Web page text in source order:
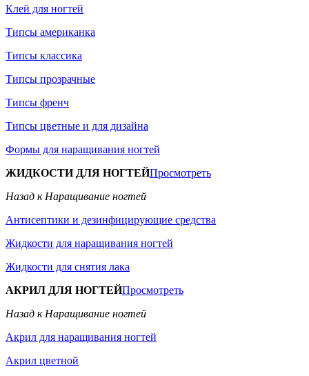
Клей для ногтей
Типсы американка
Типсы классика
Типсы прозрачные
Типсы френч
Типсы цветные и для дизайна
Формы для наращивания ногтей
ЖИДКОСТИ ДЛЯ НОГТЕЙПросмотреть
Назад к Наращивание ногтей
Антисептики и дезинфицирующие средства
Жидкости для наращивания ногтей
Жидкости для снятия лака
АКРИЛ ДЛЯ НОГТЕЙПросмотреть
Назад к Наращивание ногтей
Акрил для наращивания ногтей
Акрил цветной